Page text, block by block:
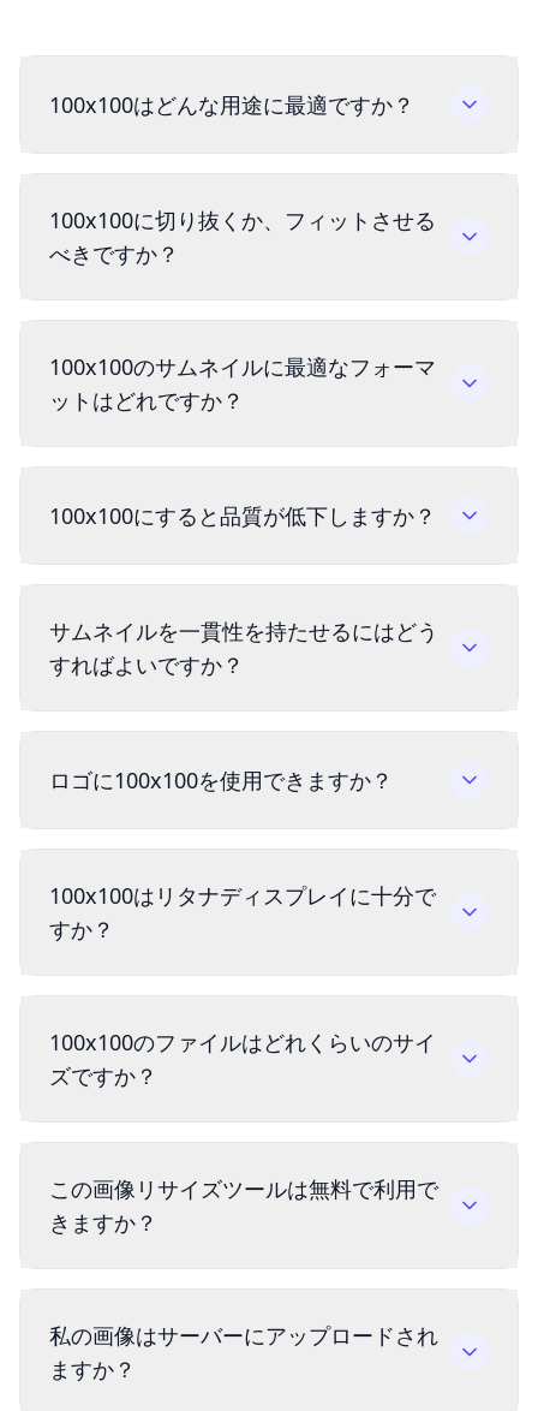
100x100はどんな用途に最適ですか？
100x100に切り抜くか、フィットさせる
べきですか？
100x100のサムネイルに最適なフォーマ
ットはどれですか？
100x100にすると品質が低下しますか？
サムネイルを一貫性を持たせるにはどう
すればよいですか？
ロゴに100x100を使用できますか？
100x100はリタナディスプレイに十分で
すか？
100x100のファイルはどれくらいのサイ
ズですか？
この画像リサイズツールは無料で利用で
きますか？
私の画像はサーバーにアップロードされ
ますか？